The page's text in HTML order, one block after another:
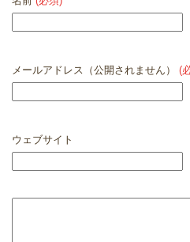
メールアドレス（公開されません） (
ウェブサイト